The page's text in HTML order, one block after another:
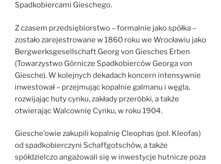
Spadkobiercami Gieschego.
Z czasem przedsiębiorstwo – formalnie jako spółka –
zostało zarejestrowane w 1860 roku we Wrocławiu jako
Bergwerksgesellschaft Georg von Giesches Erben
(Towarzystwo Górnicze Spadkobierców Georga von
Giesche). W kolejnych dekadach koncern intensywnie
inwestował – przejmując kopalnie galmanu i węgla,
rozwijając huty cynku, zakłady przeróbki, a także
otwierając Walcownię Cynku, w roku 1904.
Giesche’owie zakupili kopalnię Cleophas (pol. Kleofas)
od spadkobierczyni Schaffgotschów, a także
spółdzielczo angażowali się w inwestycje hutnicze poza